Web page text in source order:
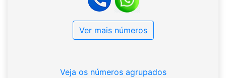
Ver mais números
Veja os números agrupados